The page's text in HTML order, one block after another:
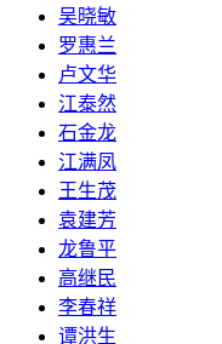
吴晓敏
罗惠兰
卢文华
江泰然
石金龙
江满凤
王生茂
袁建芳
龙鲁平
高继民
李春祥
谭洪生